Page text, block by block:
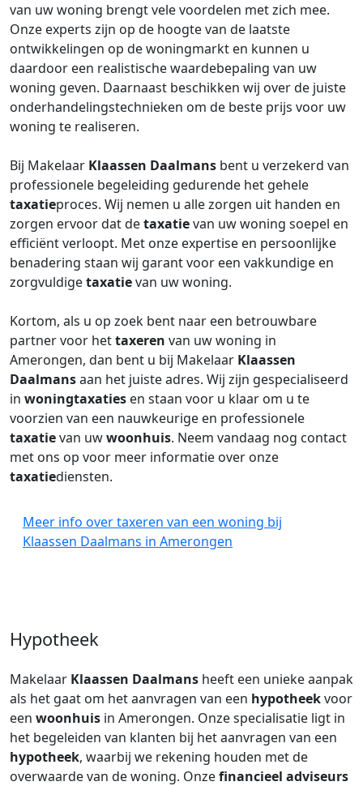
van uw woning brengt vele voordelen met zich mee.
Onze experts zijn op de hoogte van de laatste
ontwikkelingen op de woningmarkt en kunnen u
daardoor een realistische waardebepaling van uw
woning geven. Daarnaast beschikken wij over de juiste
onderhandelingstechnieken om de beste prijs voor uw
woning te realiseren.
Bij Makelaar Klaassen Daalmans bent u verzekerd van
professionele begeleiding gedurende het gehele
taxatieproces. Wij nemen u alle zorgen uit handen en
zorgen ervoor dat detaxatievan uw woning soepel en
efficiënt verloopt. Met onze expertise en persoonlijke
benadering staan wij garant voor een vakkundige en
zorgvuldigetaxatievan uw woning.
Kortom, als u op zoek bent naar een betrouwbare
partner voor hettaxeren van uw woning in
Amerongen, dan bent u bij Makelaar Klaassen
Daalmansaan het juiste adres. Wij zijn gespecialiseerd
in woningtaxaties en staan voor u klaar om u te
voorzien van een nauwkeurige en professionele
taxatievan uwwoonhuis. Neem vandaag nog contact
met ons op voor meer informatie over onze
taxatiediensten.
Meer info over taxeren van een woning bij
Klaassen Daalmans in Amerongen
Hypotheek
Makelaar Klaassen Daalmans heeft een unieke aanpak
als het gaat om het aanvragen van een hypotheekvoor
een woonhuis in Amerongen. Onze specialisatie ligt in
het begeleiden van klanten bij het aanvragen van een
hypotheek, waarbij we rekening houden met de
overwaarde van de woning. Onzefinancieel adviseurs